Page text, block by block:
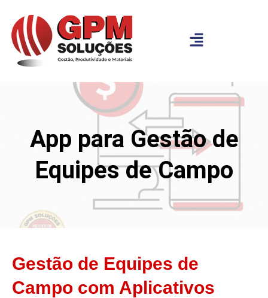
App para Gestão de
Equipes de Campo
Gestão de Equipes de
Campo com Aplicativos